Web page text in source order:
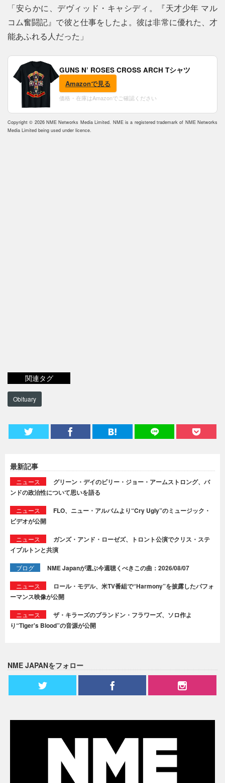
「安らかに、デヴィッド・キャシディ。『天才少年 マル
コム奮闘記』で彼と仕事をしたよ。彼は非常に優れた、才
能あふれる人だった」
GUNS N’ ROSES CROSS ARCH Tシャツ
Amazonで見る
価格・在庫はAmazonでご確認ください
Copyright © 2026 NME Networks Media Limited. NME is a registered trademark of NME Networks
Media Limited being used under licence.
関連タグ
Obituary
最新記事
ニュース
グリーン・デイのビリー・ジョー・アームストロング、バ
ンドの政治性について思いを語る
ニュース
FLO、ニュー・アルバムより“Cry Ugly”のミュージック・
ビデオが公開
ニュース
ガンズ・アンド・ローゼズ、トロント公演でクリス・ステ
イプルトンと共演
ブログ NME Japanが選ぶ今週聴くべきこの曲：2026/08/07
ニュース
ロール・モデル、米TV番組で“Harmony”を披露したパフォ
ーマンス映像が公開
ニュース
ザ・キラーズのブランドン・フラワーズ、ソロ作よ
り“Tiger's Blood”の音源が公開
NME JAPANをフォロー